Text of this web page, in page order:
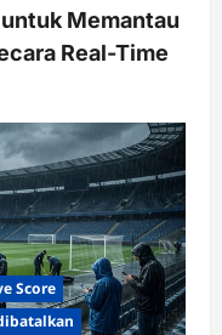
Memantau
Real-Time
Score